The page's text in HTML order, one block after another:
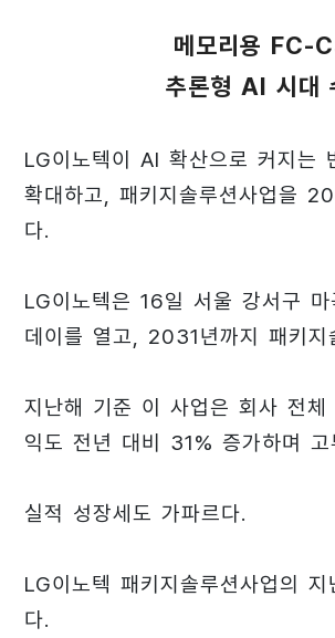
메모리용 FC-
추론형 AI 시대
LG이노텍이 AI 확산으로 커지는
확대하고, 패키지솔루션사업을
다.
LG이노텍은 16일 서울 강서구
데이를 열고, 2031년까지 패키지
지난해 기준 이 사업은 회사 전
익도 전년 대비 31% 증가하며
실적 성장세도 가파르다.
LG이노텍 패키지솔루션사업의
다.